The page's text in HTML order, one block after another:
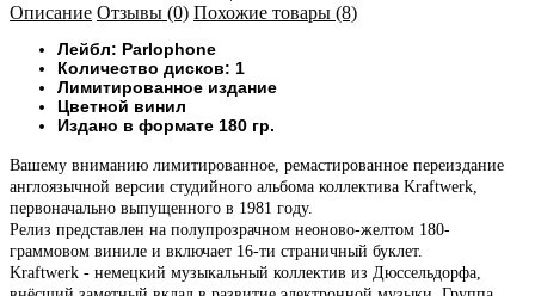
Описание Отзывы (0) Похожие товары (8)
Лейбл: Parlophone
Количество дисков: 1
Лимитированное издание
Цветной винил
Издано в формате 180 гр.
Вашему вниманию лимитированное, ремастированное переиздание
англоязычной версии студийного альбома коллектива Kraftwerk,
первоначально выпущенного в 1981 году.
Релиз представлен на полупрозрачном неоново-желтом 180-
граммовом виниле и включает 16-ти страничный буклет.
Kraftwerk - немецкий музыкальный коллектив из Дюссельдорфа,